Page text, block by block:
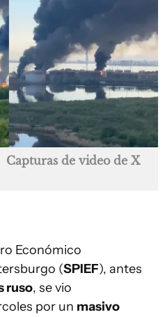
Capturas de video de X
Económico
(SPIEF), antes
ruso, se vio
por un masivo